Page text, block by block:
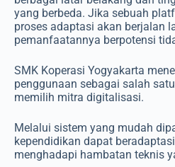
yang berbeda. Jika sebuah
proses adaptasi akan berjalan
pemanfaatannya berpotensi
SMK Koperasi Yogyakarta
penggunaan sebagai salah
memilih mitra digitalisasi.
Melalui sistem yang mudah
kependidikan dapat
menghadapi hambatan teknis